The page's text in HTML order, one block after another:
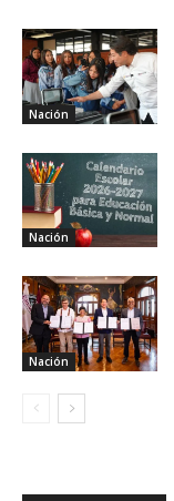
Nación
Nación
Nación